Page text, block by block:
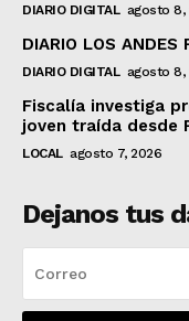
DIARIO DIGITAL agosto 8,
DIARIO LOS
DIARIO DIGITAL agosto 8,
Fiscalía investiga
joven traída desde
LOCAL agosto 7, 2026
Dejanos tus